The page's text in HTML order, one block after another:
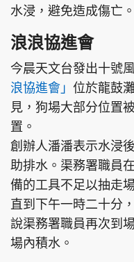
PCM 電腦廣場
頭條日報
親子王
水浸，避免造成傷亡。
浪浪協進會
今晨天文台發出十號
浪協進會」 位於龍鼓
見，狗場大部分位置
置。
創辦人潘潘表示水浸
助排水。渠務署職員
備的工具不足以抽走
直到下午一時二十分
說渠務署職員再次到
場內積水。